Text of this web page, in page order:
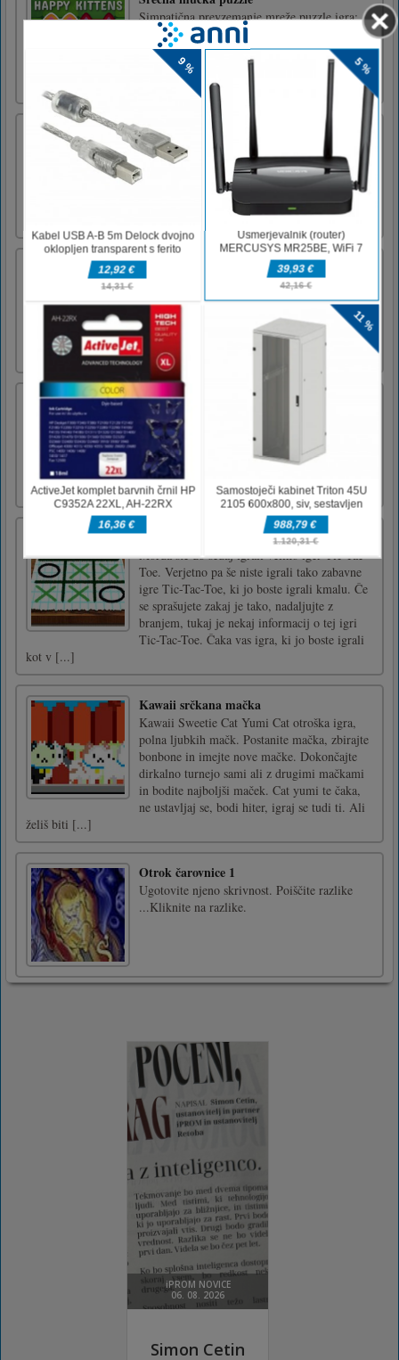
Simpatična prevzemanje mreže puzzle igra:
vaš cilj je, da napolnite tablo s srečnimi
mačkami, tako da izklopite vse godrnjave.
Razmislite vnaprej in preklopite mačke,
dokler ne rešite vseh 60 ugank!
Fish Mahjong
Simplified classic Mahjong game with Ocean
and Fish theme. You can eliminate pair of
similar items. You can select only those pairs
which have at least 2 adjacent sides open.Use
mouse to touch to play this game.
Candy Jigsaw je zabavna ugankarska igra z
osupljivo grafiko.Tapnite za predvajanje
Indijski drsnik Challenger
Flintstones Slider je zanimiva drsna izzivalna
igra motocikla. V tej igri morate vse začimbe
postaviti na pravo mesto. V tej igri lahko
pokažete svojo inteligenco, ne zamudite te
čudovite igre Indian Challenger Slide!
Tic Tac Toe: papirnata beležka
Morda ste do sedaj igrali veliko iger Tic-Tac-
Toe. Verjetno pa še niste igrali tako zabavne
igre Tic-Tac-Toe, ki jo boste igrali kmalu. Če
se sprašujete zakaj je tako, nadaljujte z
branjem, tukaj je nekaj informacij o tej igri
Tic-Tac-Toe. Čaka vas igra, ki jo boste igrali
kot v [...]
Kawaii srčkana mačka
Kawaii Sweetie Cat Yumi Cat otroška igra,
polna ljubkih mačk. Postanite mačka, zbirajte
bonbone in imejte nove mačke. Dokončajte
dirkalno turnejo sami ali z drugimi mačkami
in bodite najboljši maček. Cat yumi te čaka,
ne ustavljaj se, bodi hiter, igraj se tudi ti. Ali
želiš biti [...]
Otrok čarovnice 1
Ugotovite njeno skrivnost. Poiščite razlike
...Kliknite na razlike.